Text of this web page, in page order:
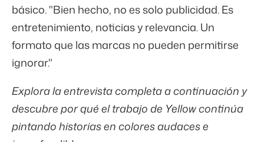
básico. "Bien hecho, no es solo publicidad. Es
entretenimiento, noticias y relevancia. Un
formato que las marcas no pueden permitirse
ignorar."
Explora la entrevista completa a continuación y
descubre por qué el trabajo de Yellow continúa
pintando historias en colores audaces e